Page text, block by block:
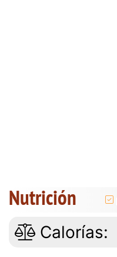
Nutrición
Calorías: